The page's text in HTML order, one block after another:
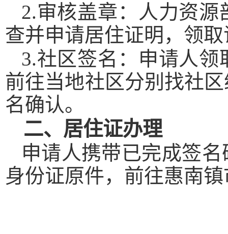
2.审核盖章：人力资
查并申请居住证明，领
3.社区签名：申请人
前往当地社区分别找社
名确认。
二、居住证办理
申请人携带已完成签
身份证原件，前往惠南